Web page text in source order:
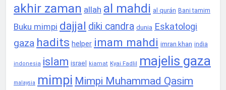
akhir zaman allah al mahdi al qurán Bani tamim
Buku mimpi dajjal diki candra dunia Eskatologi
gaza hadits helper imam mahdi imran khan india
indonesia islam israel kiamat Kyai Fadlil majelis gaza
malaysia mimpi Mimpi Muhammad Qasim